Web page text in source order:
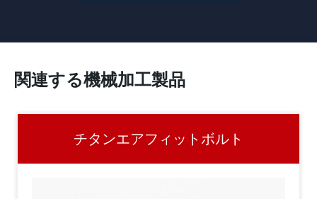
関連する機械加工製品
チタンエアフィットボルト